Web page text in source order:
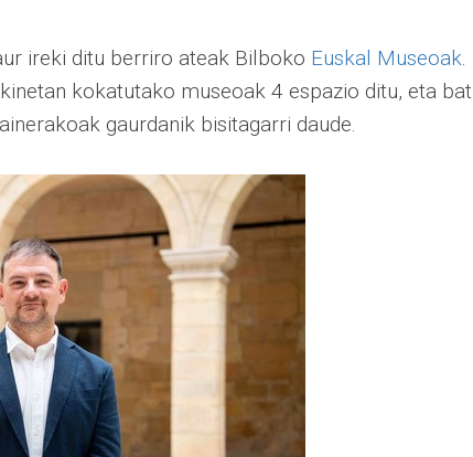
ireki ditu berriro ateak Bilboko Euskal Museoak.
kokatutako museoak 4 espazio ditu, eta bat
gaurdanik bisitagarri daude.